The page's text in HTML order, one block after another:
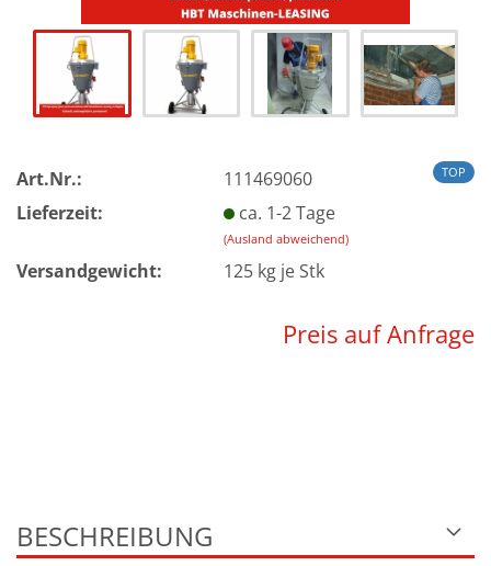
TOP
Art.Nr.:
111469060
Lieferzeit:
ca. 1-2 Tage
(Ausland abweichend)
Versandgewicht: 125 kg je Stk
Preis auf Anfrage
BESCHREIBUNG